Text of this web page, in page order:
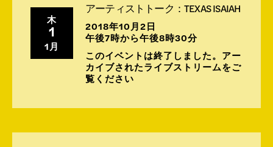
木
1
1月
アーティストトーク：TEXAS ISAIAH
2018年10月2日
午後7時から午後8時30分
このイベントは終了しました。アー
カイブされたライブストリームをご
覧ください